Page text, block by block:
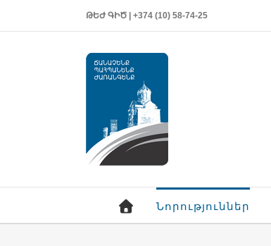
ԹԵԺ ԳԻԾ | +374 (10) 58-74-25
Նորություններ